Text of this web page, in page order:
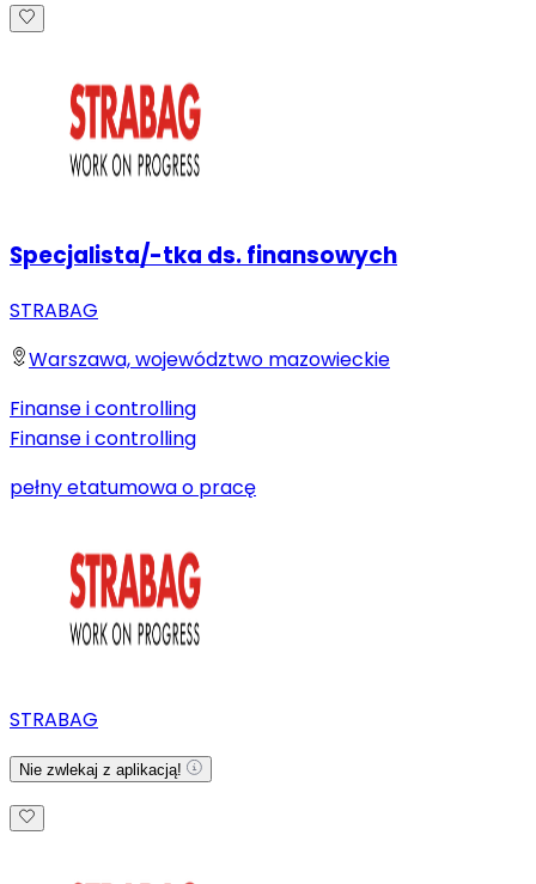
Specjalista/-tka ds. finansowych
STRABAG
Warszawa, województwo mazowieckie
Finanse i controlling
Finanse i controlling
pełny etatumowa o pracę
STRABAG
Nie zwlekaj z aplikacją!